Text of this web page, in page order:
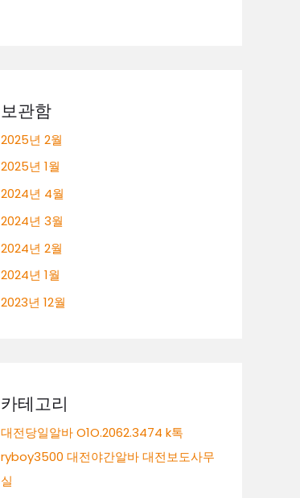
보관함
2025년 2월
2025년 1월
2024년 4월
2024년 3월
2024년 2월
2024년 1월
2023년 12월
카테고리
대전당일알바 O1O.2062.3474 k톡
ryboy3500 대전야간알바 대전보도사무
실